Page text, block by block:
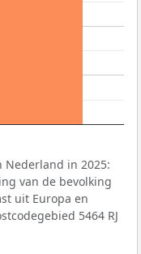
in 2025:
van de bevolking
uit Europa en
5464 RJ